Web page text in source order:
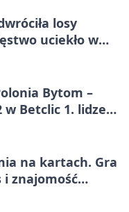
losy
uciekło w
Bytom –
w Betclic 1. lidze.
na kartach. Gra
znajomość